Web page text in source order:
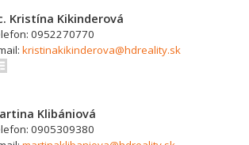
Kristína Kikinderová
0952270770
kristinakikinderova@hdreality.sk
Klibániová
0905309380